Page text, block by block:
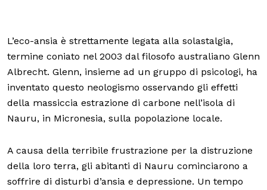
L’eco-ansia è strettamente legata alla solastalgia,
termine coniato nel 2003 dal filosofo australiano Glenn
Albrecht. Glenn, insieme ad un gruppo di psicologi, ha
inventato questo neologismo osservando gli effetti
della massiccia estrazione di carbone nell’isola di
Nauru, in Micronesia, sulla popolazione locale.
A causa della terribile frustrazione per la distruzione
della loro terra, gli abitanti di Nauru cominciarono a
soffrire di disturbi d’ansia e depressione. Un tempo